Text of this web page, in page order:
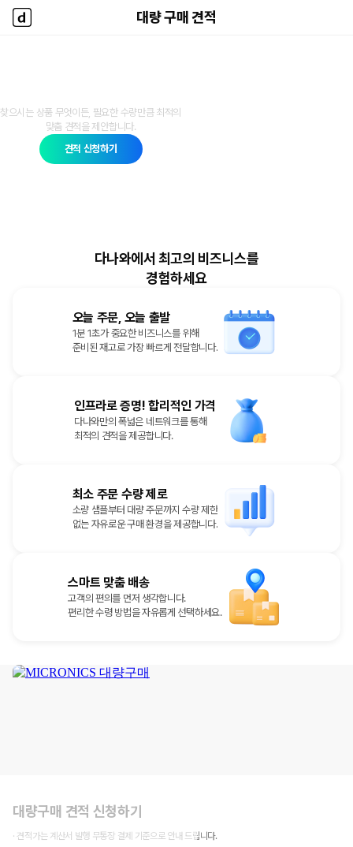
대량 구매 견적
다나와 홈
대량 구매 견적
찾으시는 상품 무엇이든, 필요한 수량만큼 최적의
맞춤 견적을 제안합니다.
견적 신청하기
다나와에서 최고의 비즈니스를
경험하세요
오늘 주문, 오늘 출발
1분 1초가 중요한 비즈니스를 위해
준비된 재고로 가장 빠르게 전달합니다.
인프라로 증명! 합리적인 가격
다나와만의 폭넓은 네트워크를 통해
최적의 견적을 제공합니다.
최소 주문 수량 제로
소량 샘플부터 대량 주문까지 수량 제한
없는 자유로운 구매 환경을 제공합니다.
스마트 맞춤 배송
고객의 편의를 먼저 생각합니다.
편리한 수령 방법을 자유롭게 선택하세요.
대량구매 견적 신청하기
· 견적가는 계산서 발행 무통장 결제 기준으로 안내 드립니다.